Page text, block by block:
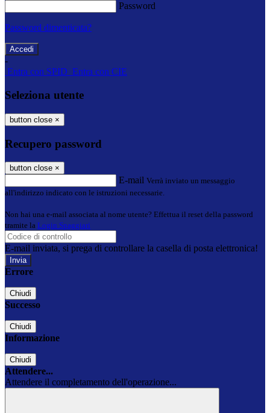
Password
Password dimenticata?
-
Entra con SPID Entra con CIE
Seleziona utente
button close ×
Recupero password
button close ×
E-mail Verrà inviato un messaggio
all'indirizzo indicato con le istruzioni necessarie.
Non hai una e-mail associata al nome utente? Effettua il reset della password
tramite la Login Spaggiari
E-mail inviata, si prega di controllare la casella di posta elettronica!
Errore
Chiudi
Successo
Chiudi
Informazione
Chiudi
Attendere...
Attendere il completamento dell'operazione...